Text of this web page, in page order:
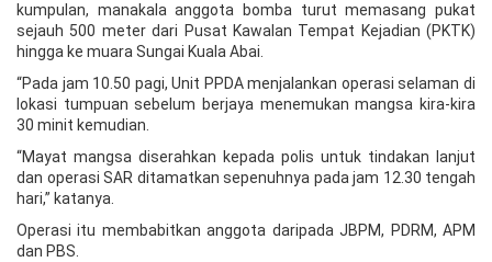
kumpulan, manakala anggota bomba turut memasang pukat
sejauh 500 meter dari Pusat Kawalan Tempat Kejadian (PKTK)
hingga ke muara Sungai Kuala Abai.
“Pada jam 10.50 pagi, Unit PPDA menjalankan operasi selaman di
lokasi tumpuan sebelum berjaya menemukan mangsa kira-kira
30 minit kemudian.
“Mayat mangsa diserahkan kepada polis untuk tindakan lanjut
dan operasi SAR ditamatkan sepenuhnya pada jam 12.30 tengah
hari,” katanya.
Operasi itu membabitkan anggota daripada JBPM, PDRM, APM
dan PBS.